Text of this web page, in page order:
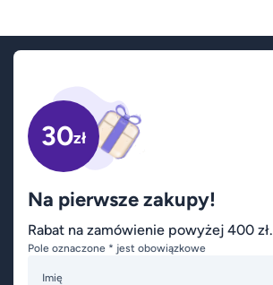
30zł
Na pierwsze zakupy!
Rabat na zamówienie powyżej 400 zł.
Pole oznaczone * jest obowiązkowe
Imię